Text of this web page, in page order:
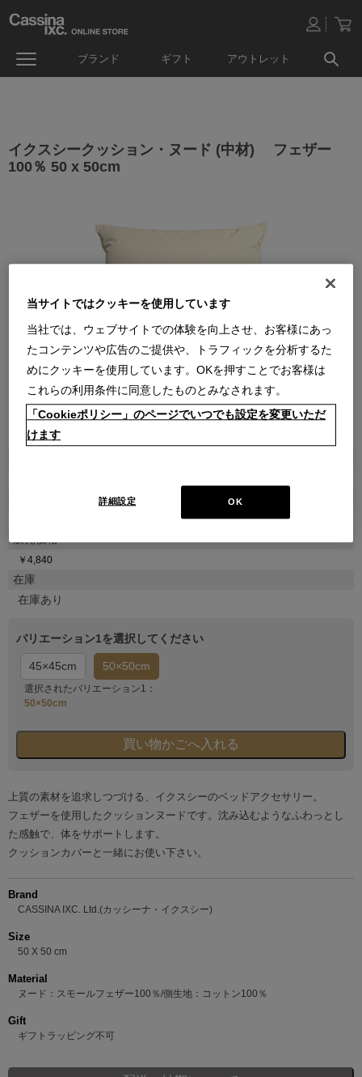
ブランド ギフト アウトレット
イクスシークッション・ヌード (中材) フェザー
100％ 50 x 50cm
￥4,840
在庫
在庫あり
バリエーション1を選択してください
45×45cm 50×50cm
選択されたバリエーション1：
50×50cm
上質の素材を追求しつづける、イクスシーのベッドアクセサリー。
フェザーを使用したクッションヌードです。沈み込むようなふわっとし
た感触で、体をサポートします。
クッションカバーと一緒にお使い下さい。
Brand
CASSINA IXC. Ltd.(カッシーナ・イクスシー)
Size
50 X 50 cm
Material
ヌード：スモールフェザー100％/側生地：コットン100％
Gift
ギフトラッピング不可
当サイトではクッキーを使用しています
当社では、ウェブサイトでの体験を向上させ、お客様にあっ
たコンテンツや広告のご提供や、トラフィックを分析するた
めにクッキーを使用しています。OKを押すことでお客様は
これらの利用条件に同意したものとみなされます。
「Cookieポリシー」のページでいつでも設定を変更いただ
けます
OK
詳細設定